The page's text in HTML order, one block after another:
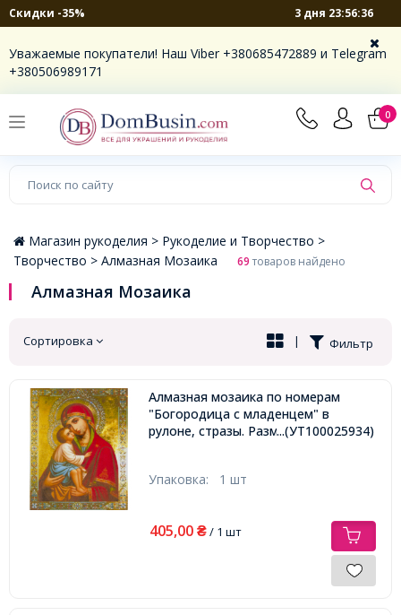
Скидки -35% 3 дня 23:56:36
Уважаемые покупатели! Наш Viber +380685472889 и Telegram
+380506989171
0
×
Магазин рукоделия > Рукоделие и Творчество >
Творчество > Алмазная Мозаика 69товаров найдено
Алмазная Мозаика
Сортировка Фильтр
|
Алмазная мозаика по номерам
"Богородица с младенцем" в
рулоне, стразы. Размер: 30*40 см
...(УТ100025934)
Упаковка: 1 шт
405,00 ₴/ 1 шт